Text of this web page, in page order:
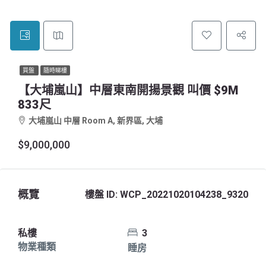
買盤 隨時睇樓
【大埔嵐山】中層東南開揚景觀 叫價 $9M
833尺
大埔嵐山 中層 Room A, 新界區, 大埔
$9,000,000
概覽 樓盤 ID: WCP_20221020104238_9320
私樓
物業種類
3
睡房